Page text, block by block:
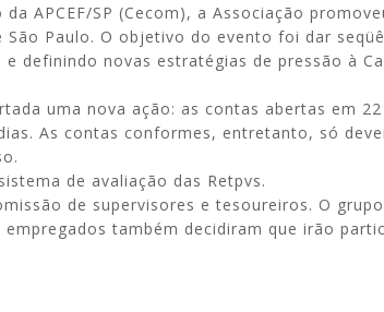
APCEF/SP (Cecom), a Associação
Paulo. O objetivo do evento foi dar
definindo novas estratégias de pressão à
uma nova ação: as contas abertas em
As contas conformes, entretanto, só
de avaliação das Retpvs.
de supervisores e tesoureiros. O
também decidiram que irão
Aproveite a
com o Sesi e